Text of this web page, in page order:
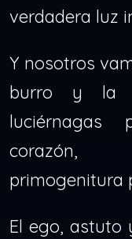
verdadera luz
Y nosotros
burro y la
luciérnagas
corazón,
primogenitura
El ego, astuto